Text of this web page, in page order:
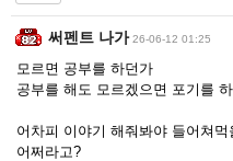
써펜트 나가 26-06-12 01:25
모르면 공부를 하던가
공부를 해도 모르겠으면 포기를
어차피 이야기 해줘봐야 들어쳐
어쩌라고?